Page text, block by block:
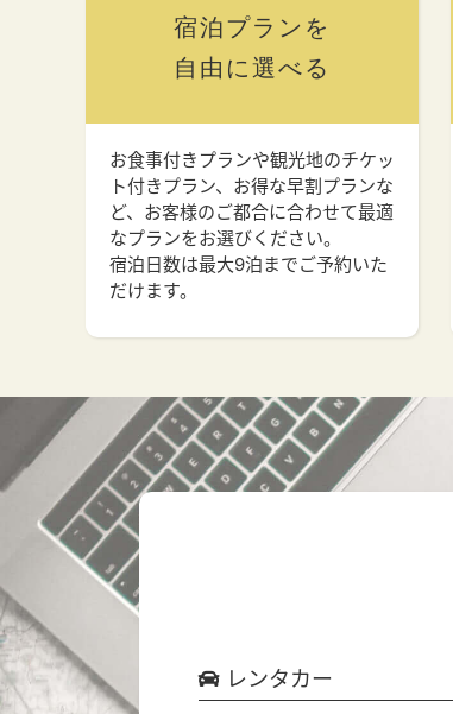
宿泊プランを
自由に選べる
お食事付きプランや観光地のチケッ
ト付きプラン、お得な早割プランな
ど、お客様のご都合に合わせて最適
なプランをお選びください。
宿泊日数は最大9泊までご予約いた
だけます。
レンタカー